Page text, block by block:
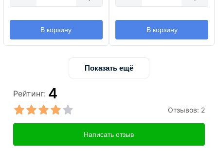
В корзину В корзину
Показать ещё
Рейтинг: 4
Отзывов: 2
Написать отзыв